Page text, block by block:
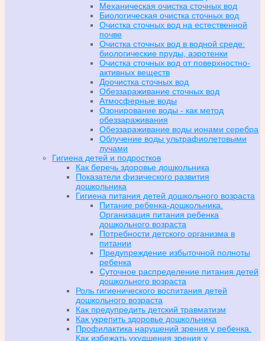
Механическая очистка сточных вод
Биологическая очистка сточных вод
Очистка сточных вод на естественной
почве
Очистка сточных вод в водной среде:
биологические пруды, аэротенки
Очистка сточных вод от поверхностно-
активных веществ
Доочистка сточных вод
Обеззараживание сточных вод
Атмосферные воды
Озонирование воды - как метод
обеззараживания
Обеззараживание воды ионами серебра
Облучение воды ультрафиолетовыми
лучами
Гигиена детей и подростков
Как беречь здоровье дошкольника
Показатели физического развития
дошкольника
Гигиена питания детей дошкольного возраста
Питание ребенка-дошкольника.
Организация питания ребенка
дошкольного возраста
Потребности детского организма в
питании
Предупреждение избыточной полноты
ребенка
Суточное распределение питания детей
дошкольного возраста
Роль гигиенического воспитания детей
дошкольного возраста
Как предупредить детский травматизм
Как укрепить здоровье дошкольника
Профилактика нарушений зрения у ребенка.
Как избежать ухудшения зрения у